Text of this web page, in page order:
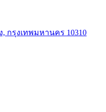
กรุงเทพมหานคร 10310